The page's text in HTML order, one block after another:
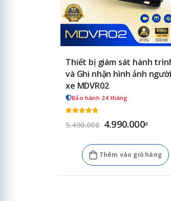
Thiết bị giám sát hành
và Ghi nhận hình ảnh
xe MDVR02
Bảo hành 24 tháng
5.490.000 4.990.000đ
Thêm vào giỏ hàng